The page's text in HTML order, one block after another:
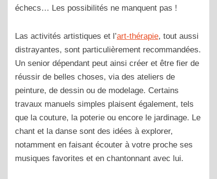
échecs… Les possibilités ne manquent pas !
Las activités artistiques et l’art-thérapie, tout aussi
distrayantes, sont particulièrement recommandées.
Un senior dépendant peut ainsi créer et être fier de
réussir de belles choses, via des ateliers de
peinture, de dessin ou de modelage. Certains
travaux manuels simples plaisent également, tels
que la couture, la poterie ou encore le jardinage. Le
chant et la danse sont des idées à explorer,
notamment en faisant écouter à votre proche ses
musiques favorites et en chantonnant avec lui.